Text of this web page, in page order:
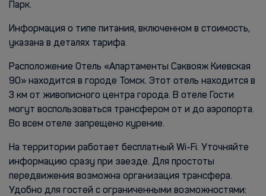
Парк.
Информация о типе питания, включенном в стоимость,
указана в деталях тарифа.
Расположение Отель «Апартаменты Саквояж Киевская
90» находится в городе Томск. Этот отель находится в
3 км от живописного центра города. В отеле Гости
могут воспользоваться трансфером от и до аэропорта.
Во всем отеле запрещено курение.
На территории работает бесплатный Wi-Fi. Уточняйте
информацию сразу при заезде. Для простоты
передвижения возможна организация трансфера.
Удобно для гостей с ограниченными возможностями: